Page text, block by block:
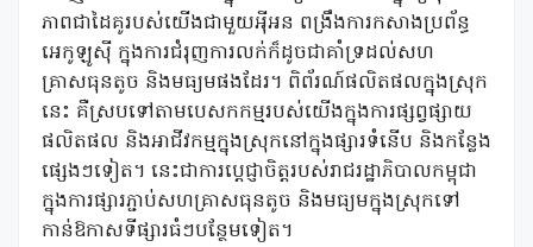
ភាពជាដៃគូរបស់យើងជាមួយអុីអន ពង្រឹងការកសាងប្រព័ន្ធ
អេកូឡូសុី ក្នុងការជំរុញការលក់ក៏ដូចជាគាំទ្រដល់សហ
គ្រាសធុនតូច និងមធ្យមផងដែរ។ ពិព័រណ៍ផលិតផលក្នុងស្រុក
នេះ គឺស្របទៅតាមបេសកកម្មរបស់យើងក្នុងការផ្សព្វផ្សាយ
ផលិតផល និងអាជីវកម្មក្នុងស្រុកនៅក្នុងផ្សារទំនើប និងកន្លែង
ផ្សេងៗទៀត។ នេះជាការប្តេជ្ញាចិត្តរបស់រាជរដ្ឋាភិបាលកម្ពុជា
ក្នុងការផ្សារភ្ជាប់សហគ្រាសធុនតូច និងមធ្យមក្នុងស្រុកទៅ
កាន់ឱកាសទីផ្សារធំៗបន្ថែមទៀត។